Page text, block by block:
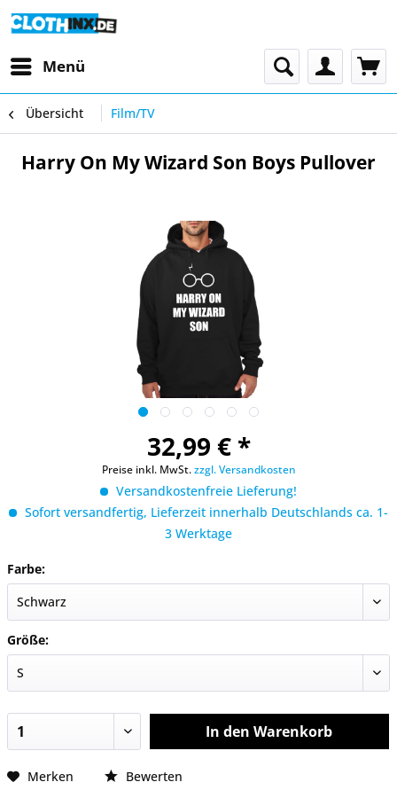
Menü
Übersicht Film/TV
Harry On My Wizard Son Boys Pullover
32,99 € *
Preise inkl. MwSt.zzgl. Versandkosten
Versandkostenfreie Lieferung!
Sofort versandfertig, Lieferzeit innerhalb Deutschlands ca. 1-
3 Werktage
Farbe:
Größe:
In den Warenkorb
Merken Bewerten